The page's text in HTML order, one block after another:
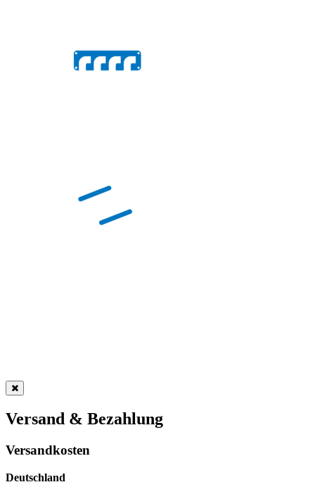
Versand & Bezahlung
Versandkosten
Deutschland